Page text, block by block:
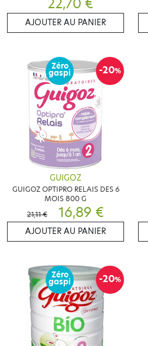
AJOUTER AU PANIER
-20%
Zéro
gaspi
GUIGOZ
GUIGOZ OPTIPRO RELAIS DES 6
MOIS 800 G
21,11 €
16,89 €
AJOUTER AU PANIER
-20%
Zéro
gaspi